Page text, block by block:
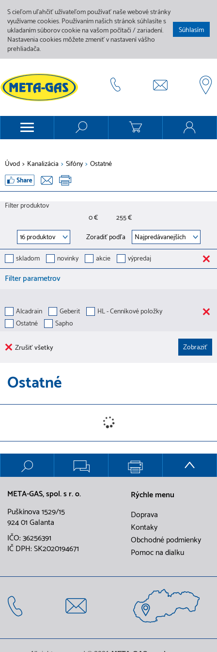
S cieľom uľahčiť užívateľom používať naše webové stránky
využívame cookies. Používaním našich stránok súhlasíte s
ukladaním súborov cookie na vašom počítači / zariadení.
Nastavenia cookies môžete zmeniť v nastavení vášho
prehliadača.
Súhlasím
Úvod > Kanalizácia > Sifóny > Ostatné
Filter produktov
0 €
255 €
Zoradiť podľa
skladom
novinky akcie výpredaj
Filter parametrov
Alcadrain Geberit
HL - Cenníkové položky
Ostatné
Sapho
Zrušiť všetky
Ostatné
META-GAS, spol. s r. o.
Puškinova 1529/15
924 01 Galanta
IČO: 36256391
IČ DPH: SK2020194671
Rýchle menu
Doprava
Kontaky
Obchodné podmienky
Pomoc na dialku